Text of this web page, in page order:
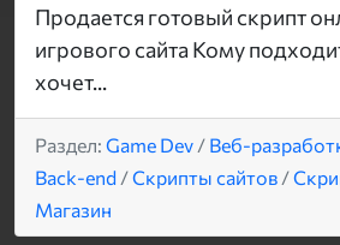
Продается готовый скрипт
игрового сайта Кому
хочет...
Раздел: Game Dev / Веб-
Back-end /Скрипты сайтов /
Магазин